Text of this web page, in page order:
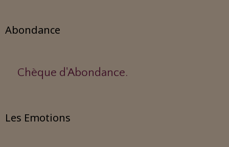
Abondance
Chèque d'Abondance.
Les Emotions